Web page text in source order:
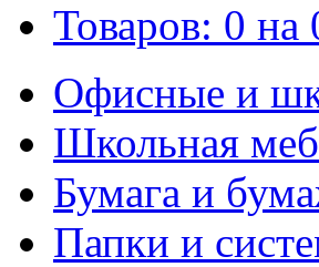
Товаров: 0 на
Офисные и
Школьная
Бумага и
Папки и